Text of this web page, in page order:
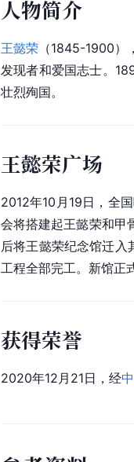
人物简介
王懿荣 （1845-1900
发现者和爱国志士。
壮烈殉国。
王懿荣广场
2012年10月19日，全
会将搭建起王懿荣和甲
后将王懿荣纪念馆迁入
工程全部完工。新馆正
获得荣誉
2020年12月21日，经